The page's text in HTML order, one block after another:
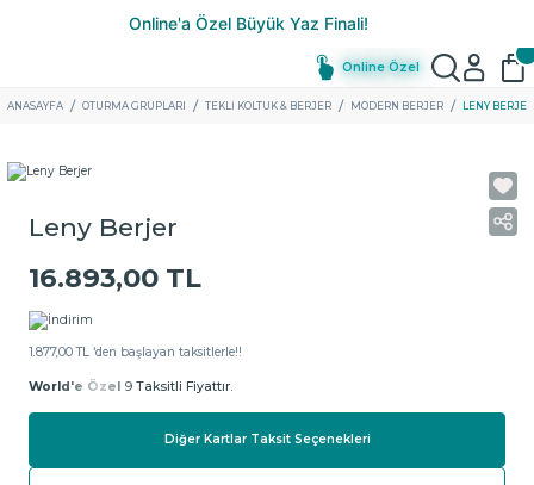
Online Özel
ANASAYFA OTURMA GRUPLARI TEKLI KOLTUK & BERJER MODERN BERJER LENY BERJER
Leny Berjer
16.893,00 TL
1.877,00 TL ‘den başlayan taksitlerle!!
World'e Özel 9 Taksitli Fiyattır.
Diğer Kartlar Taksit Seçenekleri